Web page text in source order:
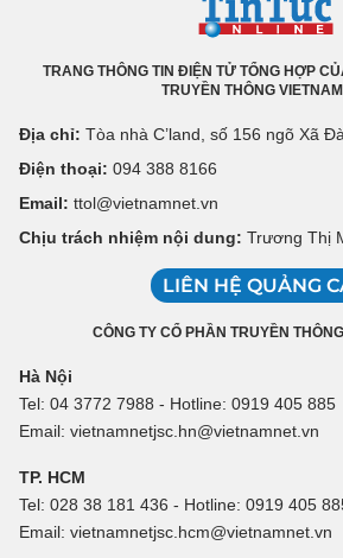
TRANG THÔNG TIN ĐIỆN TỬ TỔNG HỢP
TRUYỀN THÔNG
Địa chỉ: Tòa nhà C’land, số 156 ngõ Xã
Điện thoại: 094 388 8166
Email: ttol@vietnamnet.vn
Chịu trách nhiệm nội dung: Trương Thị
LIÊN HỆ QUẢNG
CÔNG TY CỔ PHẦN TRUYỀN
Hà Nội
Tel: 04 3772 7988 - Hotline: 0919 405 885
Email: vietnamnetjsc.hn@vietnamnet.vn
TP. HCM
Tel: 028 38 181 436 - Hotline: 0919 405
Email: vietnamnetjsc.hcm@vietnamnet.vn